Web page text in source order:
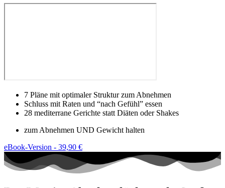
7 Pläne mit optimaler Struktur zum Abnehmen
Schluss mit Raten und “nach Gefühl” essen
28 mediterrane Gerichte statt Diäten oder Shakes
zum Abnehmen UND Gewicht halten
eBook-Version - 39,90 €